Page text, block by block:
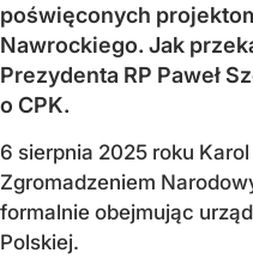
poświęconych
Nawrockiego. Jak
Prezydenta RP Paweł
o CPK.
6 sierpnia 2025 roku Karol
Zgromadzeniem
formalnie obejmując
Polskiej.